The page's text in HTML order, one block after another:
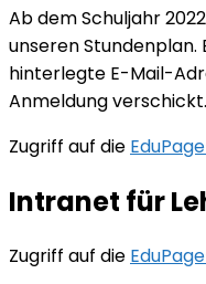
Ab dem Schuljahr
unseren Stundenplan.
hinterlegte E-Mail-
Anmeldung verschickt.
Zugriff auf die
Intranet für
Zugriff auf die